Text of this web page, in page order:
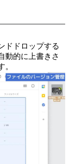
ドドロップする
動的に上書きさ